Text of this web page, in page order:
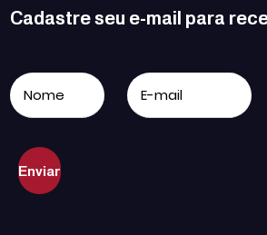
Cadastre seu e-mail para